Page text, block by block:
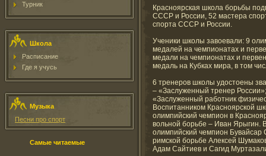
Турник
Школа
Расписание
Где я учусь
Музыка
Песни про спорт
Самые читаемые
Красноярская школа борьбы
СССР и России, 52 мастера
спорта СССР и России.
Ученики школы завоевали: 9
медалей на чемпионатах и
медали на чемпионатах и
медаль на Кубках мира, в том
6 тренеров школы удостоены
– «Заслуженный тренер
«Заслуженный работник
Воспитанником Красноярской
олимпийский чемпион в
вольной борьбе – Иван Ярыгин.
олимпийский чемпион Бувайсар
римской борьбе Алексей
Адам Сайтиев и Сагид